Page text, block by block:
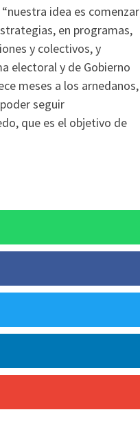
idea es comenzar
en programas,
y colectivos, y
electoral y de Gobierno
meses a los arnedanos,
seguir
que es el objetivo de